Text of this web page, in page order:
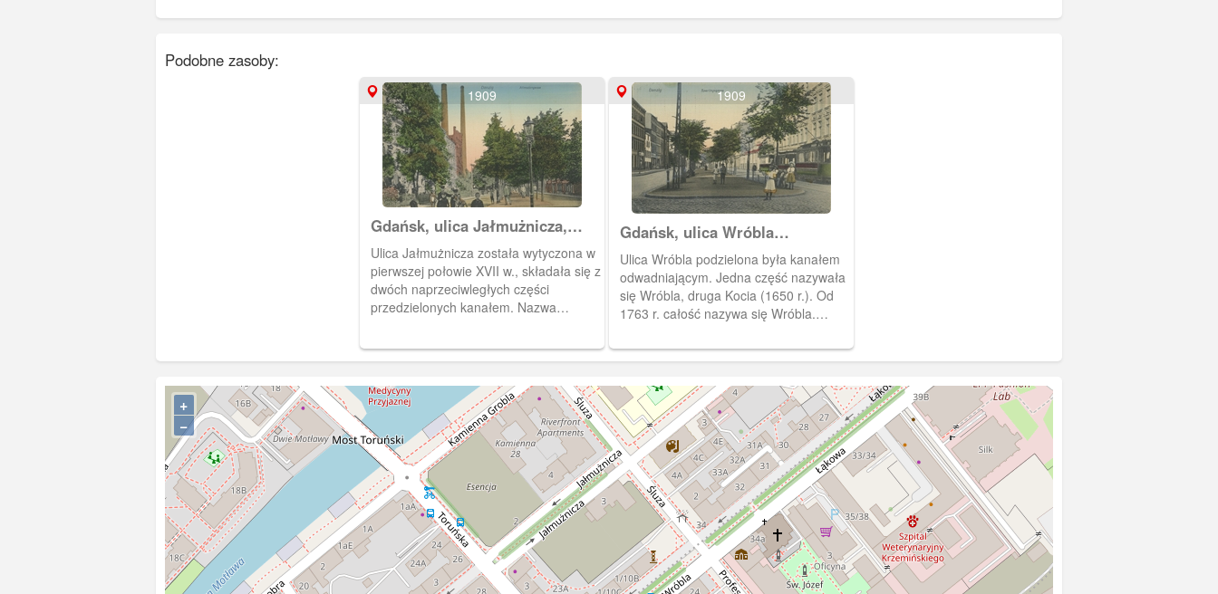
Podobne zasoby:
1909
Gdańsk, ulica Jałmużnicza,
Allmodengasse
Ulica Jałmużnicza została wytyczona w
pierwszej połowie XVII w., składała się z
dwóch naprzeciwległych części
przedzielonych kanałem. Nazwa
zamieszkujących te rejony.
1909
Gdańsk, ulica Wróbla
(Sperlingsgasse) na Dolnym
Mieście
Ulica Wróbla podzielona była kanałem
odwadniającym. Jedna część nazywała
się Wróbla, druga Kocia (1650 r.). Od
1763 r. całość nazywa się Wróbla.
+
−